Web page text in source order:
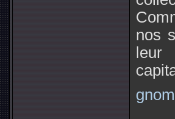
nos